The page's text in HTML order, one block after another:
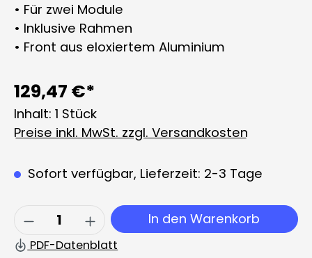
• Für zwei Module
• Inklusive Rahmen
• Front aus eloxiertem Aluminium
129,47 €*
Inhalt: 1 Stück
Preise inkl. MwSt. zzgl. Versandkosten
Sofort verfügbar, Lieferzeit: 2-3 Tage
Produkt Anzahl: Gib den
In den Warenkorb
PDF-Datenblatt